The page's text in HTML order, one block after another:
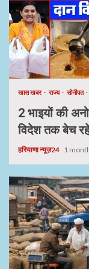
खास खबर राज्य सोनीपत
2 भाइयों की
विदेश तक बेच
हरियाणा न्यूज़24 1